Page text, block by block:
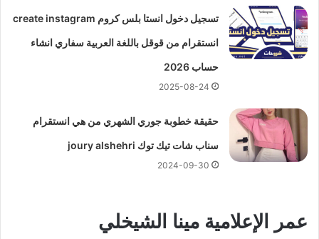
تسجيل دخول انستا بلس كروم create instagram
انستقرام من قوقل باللغة العربية سفاري انشاء
حساب 2026
2025-08-24
حقيقة خطوبة جوري الشهري من هي انستقرام
سناب شات تيك توك joury alshehri
2024-09-30
عمر الإعلامية مينا الشيخلي